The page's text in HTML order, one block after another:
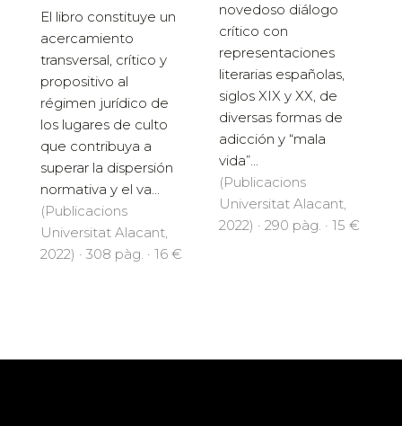
El libro constituye un
acercamiento
transversal, crítico y
propositivo al
régimen jurídico de
los lugares de culto
que contribuya a
superar la dispersión
normativa y el va...
(Publicacions
Universitat Alacant,
2022) · 308 pàg. · 16 €
novedoso diálogo
crítico con
representaciones
literarias españolas,
siglos XIX y XX, de
diversas formas de
adicción y “mala
vida”...
(Publicacions
Universitat Alacant,
2022) · 290 pàg. · 15 €